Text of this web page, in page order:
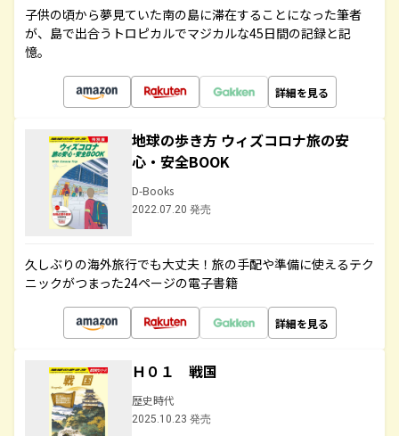
子供の頃から夢見ていた南の島に滞在することになった筆者
が、島で出合うトロピカルでマジカルな45日間の記録と記
憶。
詳細を見る
地球の歩き方 ウィズコロナ旅の安
心・安全BOOK
D-Books
2022.07.20 発売
久しぶりの海外旅行でも大丈夫！旅の手配や準備に使えるテク
ニックがつまった24ページの電子書籍
詳細を見る
Ｈ０１ 戦国
歴史時代
2025.10.23 発売